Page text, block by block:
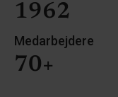
1962
Medarbejdere
70+